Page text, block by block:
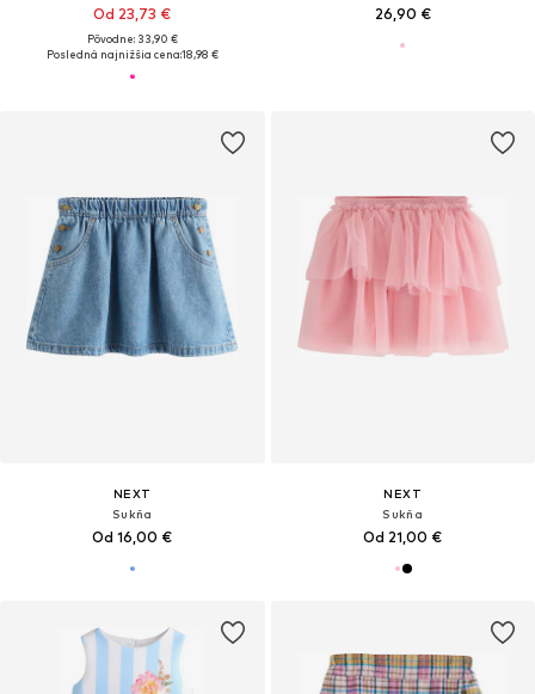
Od 23,73 €
Pôvodne: 33,90 €
Posledná najnižšia cena:18,98 €
26,90 €
NEXT
Sukňa
Od 16,00 €
NEXT
Sukňa
Od 21,00 €